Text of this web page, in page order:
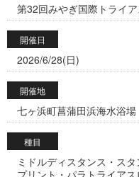
第32回みやぎ国際トライ
開催日
2026/6/28(日)
開催地
七ヶ浜町菖蒲田浜海水浴
種目
ミドルディスタンス・ス
プリント・パラトライアス